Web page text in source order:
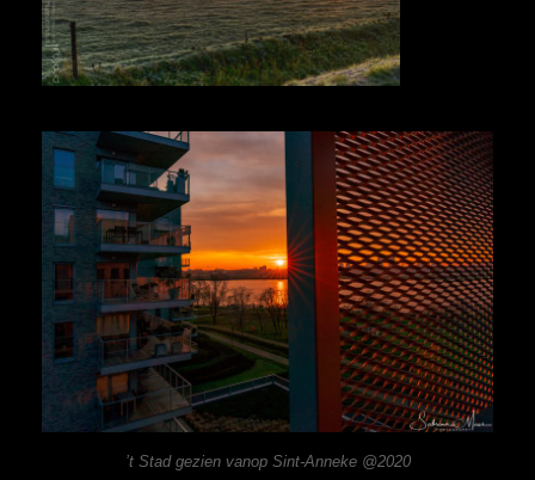
’t Stad gezien vanop Sint-Anneke @2020